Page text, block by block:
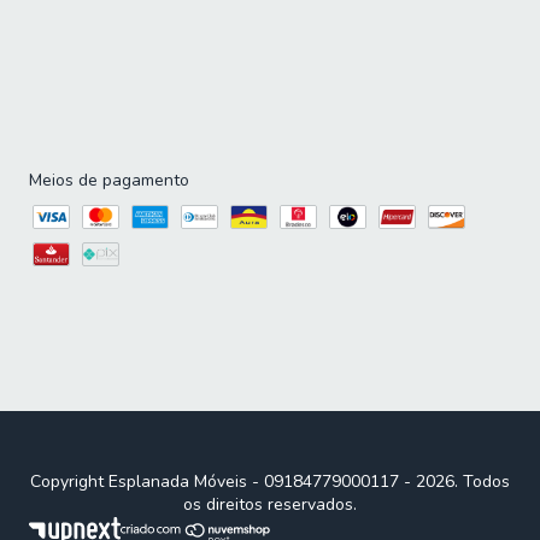
Condições Imperdíveis para
Renovar sua Casa
Meios de pagamento
Copyright Esplanada Móveis - 09184779000117 - 2026. Todos
os direitos reservados.